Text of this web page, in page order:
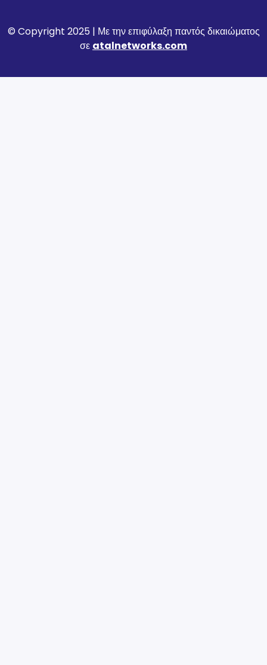
© Copyright 2025 | Με την επιφύλαξη παντός δικαιώματος
σε atalnetworks.com